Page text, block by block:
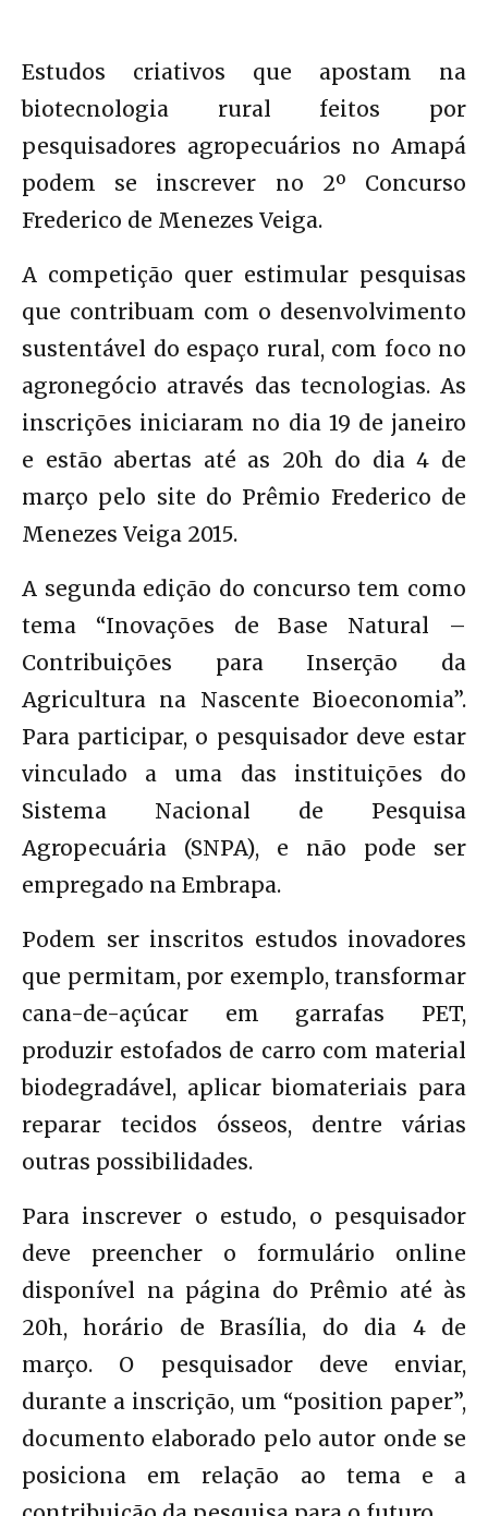
Estudos criativos que apostam na
biotecnologia rural feitos por
pesquisadores agropecuários no Amapá
podem se inscrever no 2º Concurso
Frederico de Menezes Veiga.
A competição quer estimular pesquisas
que contribuam com o desenvolvimento
sustentável do espaço rural, com foco no
agronegócio através das tecnologias. As
inscrições iniciaram no dia 19 de janeiro
e estão abertas até as 20h do dia 4 de
março pelo site do Prêmio Frederico de
Menezes Veiga 2015.
A segunda edição do concurso tem como
tema “Inovações de Base Natural –
Contribuições para Inserção da
Agricultura na Nascente Bioeconomia”.
Para participar, o pesquisador deve estar
vinculado a uma das instituições do
Sistema Nacional de Pesquisa
Agropecuária (SNPA), e não pode ser
empregado na Embrapa.
Podem ser inscritos estudos inovadores
que permitam, por exemplo, transformar
cana-de-açúcar em garrafas PET,
produzir estofados de carro com material
biodegradável, aplicar biomateriais para
reparar tecidos ósseos, dentre várias
outras possibilidades.
Para inscrever o estudo, o pesquisador
deve preencher o formulário online
disponível na página do Prêmio até às
20h, horário de Brasília, do dia 4 de
março. O pesquisador deve enviar,
durante a inscrição, um “position paper”,
documento elaborado pelo autor onde se
posiciona em relação ao tema e a